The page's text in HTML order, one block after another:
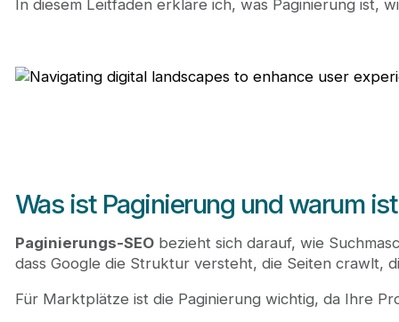
Wenn Sie sich entscheiden, dass Paginierung für
Was ist die beste Paginierungsstrategie für
In diesem Leitfaden erkläre ich, was Paginierung ist,
Was ist Paginierung und warum
Paginierungs-SEObezieht sich darauf, wie
dass Google die Struktur versteht, die Seiten crawlt,
Für Marktplätze ist die Paginierung wichtig, da Ihre